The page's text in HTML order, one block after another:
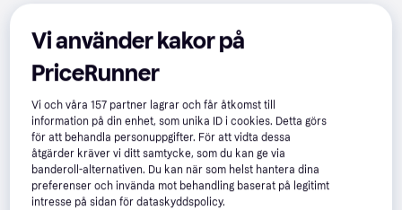
Vi använder kakor på
PriceRunner
Vi och våra157 partner lagrar och får åtkomst till
information på din enhet, som unika ID i cookies. Detta görs
för att behandla personuppgifter. För att vidta dessa
åtgärder kräver vi ditt samtycke, som du kan ge via
banderoll-alternativen. Du kan när som helst hantera dina
preferenser och invända mot behandling baserat på legitimt
intresse på sidan för dataskyddspolicy.